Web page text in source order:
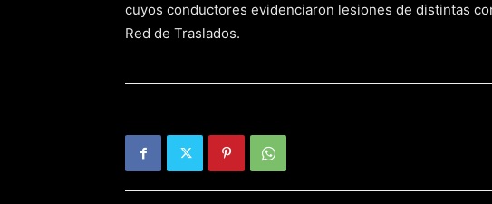
cuyos conductores evidenciaron lesiones de distintas
Red de Traslados.